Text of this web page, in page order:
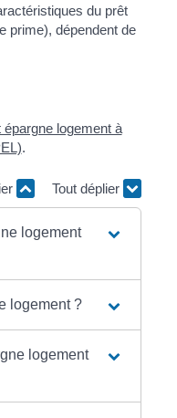
du prêt
prime), dépendent de
épargne logement à
.
Tout déplier
logement
logement ?
logement